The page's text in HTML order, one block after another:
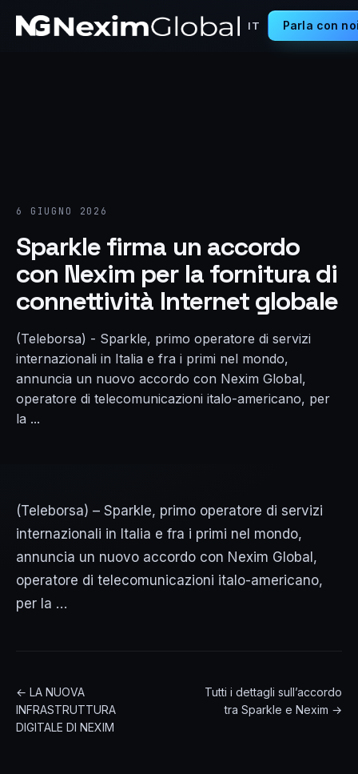
IT Parla con
6 GIUGNO 2026
Sparkle firma un accordo
con Nexim per la fornitura di
connettività Internet globale
(Teleborsa) - Sparkle, primo operatore di servizi
internazionali in Italia e fra i primi nel mondo,
annuncia un nuovo accordo con Nexim Global,
operatore di telecomunicazioni italo-americano, per
la ...
(Teleborsa) – Sparkle, primo operatore di servizi
internazionali in Italia e fra i primi nel mondo,
annuncia un nuovo accordo con Nexim Global,
operatore di telecomunicazioni italo-americano,
per la …
← LA NUOVA
INFRASTRUTTURA
DIGITALE DI NEXIM
Tutti i dettagli sull’accordo
tra Sparkle e Nexim →